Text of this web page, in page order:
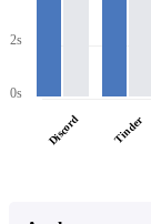
2s
0s
Discord Tinder